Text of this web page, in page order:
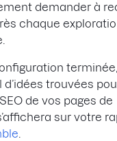
demander à
chaque
trouvées
de vos pages de
sur votre